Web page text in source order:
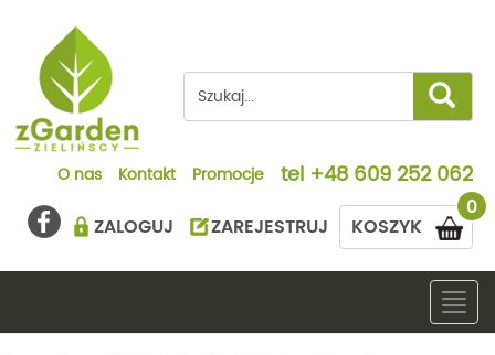
O nas Kontakt Promocje tel +48 609 252 062
0
KOSZYK
ZALOGUJ ZAREJESTRUJ